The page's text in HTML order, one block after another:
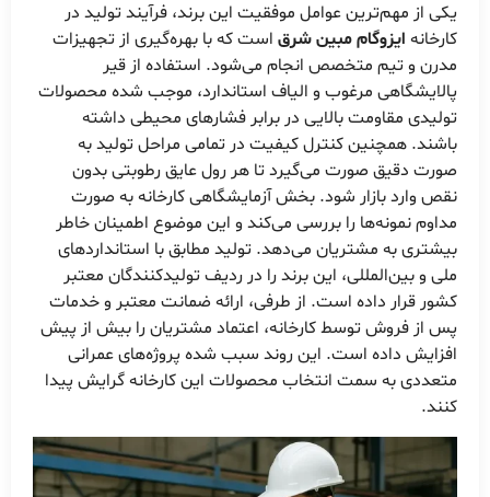
یکی از مهم‌ترین عوامل موفقیت این برند، فرآیند تولید در
کارخانه ایزوگام مبین شرق است که با بهره‌گیری از تجهیزات
مدرن و تیم متخصص انجام می‌شود. استفاده از قیر
پالایشگاهی مرغوب و الیاف استاندارد، موجب شده محصولات
تولیدی مقاومت بالایی در برابر فشارهای محیطی داشته
باشند. همچنین کنترل کیفیت در تمامی مراحل تولید به
صورت دقیق صورت می‌گیرد تا هر رول عایق رطوبتی بدون
نقص وارد بازار شود. بخش آزمایشگاهی کارخانه به صورت
مداوم نمونه‌ها را بررسی می‌کند و این موضوع اطمینان خاطر
بیشتری به مشتریان می‌دهد. تولید مطابق با استانداردهای
ملی و بین‌المللی، این برند را در ردیف تولیدکنندگان معتبر
کشور قرار داده است. از طرفی، ارائه ضمانت معتبر و خدمات
پس از فروش توسط کارخانه، اعتماد مشتریان را بیش از پیش
افزایش داده است. این روند سبب شده پروژه‌های عمرانی
متعددی به سمت انتخاب محصولات این کارخانه گرایش پیدا
کنند.